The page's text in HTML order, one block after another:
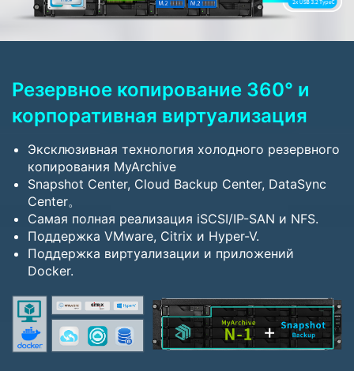
Резервное копирование 360° и
корпоративная виртуализация
Эксклюзивная технология холодного резервного
копирования MyArchive
Snapshot Center, Cloud Backup Center, DataSync
Center。
Самая полная реализация iSCSI/IP-SAN и NFS.
Поддержка VMware, Citrix и Hyper-V.
Поддержка виртуализации и приложений
Docker.